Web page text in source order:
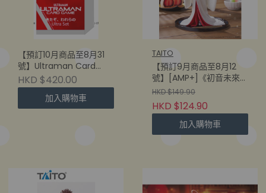
【預訂10月商品至8月31
號】Ultraman Card
Game [BP09US] きた
ぞ！われらの ウルトラセ
ット Ultra Set 日版 (1盒
6set)
HKD $420.00
加入購物車
TAITO
【預訂9月商品至8月12
號】[AMP+]《初音未來》
雪初音 -ALL STARS
2013ver-
(840342405657)
HKD $149.90
HKD $124.90
加入購物車